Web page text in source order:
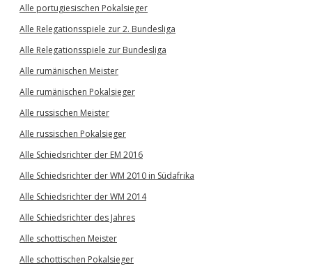
Alle portugiesischen Pokalsieger
Alle Relegationsspiele zur 2. Bundesliga
Alle Relegationsspiele zur Bundesliga
Alle rumänischen Meister
Alle rumänischen Pokalsieger
Alle russischen Meister
Alle russischen Pokalsieger
Alle Schiedsrichter der EM 2016
Alle Schiedsrichter der WM 2010 in Südafrika
Alle Schiedsrichter der WM 2014
Alle Schiedsrichter des Jahres
Alle schottischen Meister
Alle schottischen Pokalsieger